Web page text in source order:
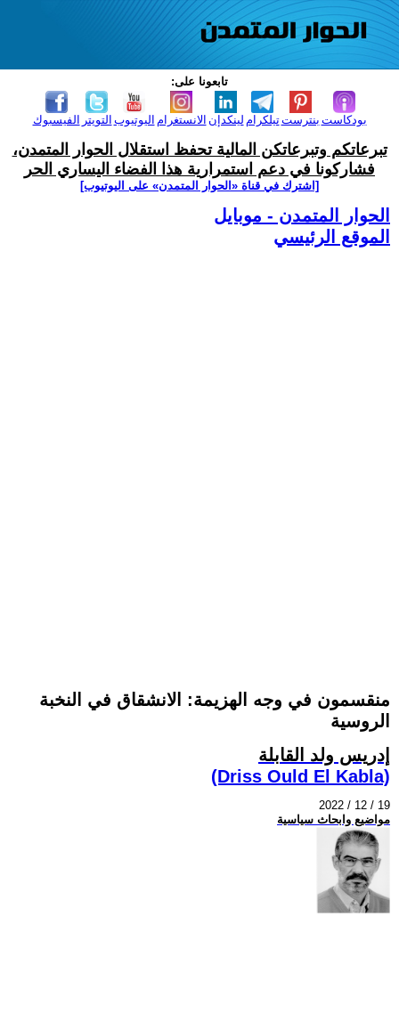
تابعونا على:
الفيسبوك التويتر اليوتيوب الانستغرام لينكدإن تيلكرامبنترست بودكاست
تبرعاتكم وتبرعاتكن المالية تحفظ استقلال الحوار المتمدن،
فشاركونا في دعم استمرارية هذا الفضاء اليساري الحر
[اشترك في قناة ‫«الحوار المتمدن» على اليوتيوب]
الحوار المتمدن - موبايل
الموقع الرئيسي
منقسمون في وجه الهزيمة: الانشقاق في النخبة
الروسية
إدريس ولد القابلة
(Driss Ould El Kabla)
2022 / 12 / 19
مواضيع وابحاث سياسية